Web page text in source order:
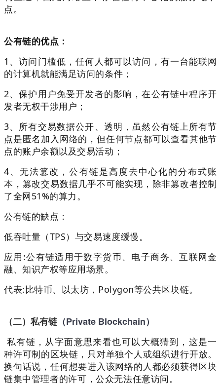
点。
公有链的优点：
1、访问门槛低，任何人都可以访问，有一台能联网
的计算机就能满足访问的条件；
2、保护用户免受开发者的影响，在公有链中程序开
发者无权干涉用户；
3、所有交易数据公开、透明，虽然公有链上所有节
点是匿名加入网络的，但任何节点都可以查看其他节
点的账户余额以及交易活动；
4、无法篡改，公有链是高度去中心化的分布式账
本，篡改交易数据几乎不可能实现，除非篡改者控制
了全网51%的算力。
公有链的缺点：
低吞吐量（TPS）与交易速度缓慢。
应用:公有链适用于数字货币、电子商务、互联网金
融、知识产权等应用场景。
代表:比特币、以太坊，Polygon等公共区块链。
（二）私有链 （Private Blockchain）
私有链，从字面意思来看也可以大概猜到，这是一
种许可制的区块链，只对单独个人或组织进行开放。
换句话说，任何想要进入该网络的人都必须获得区块
链集中管理者的许可，公众无法任意访问。